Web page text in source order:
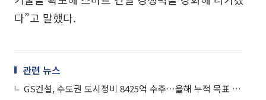
다”고 말했다.
관련 뉴스
GS건설, 수도권 도시정비 8425억 수주…올해 누적 목표 8조원